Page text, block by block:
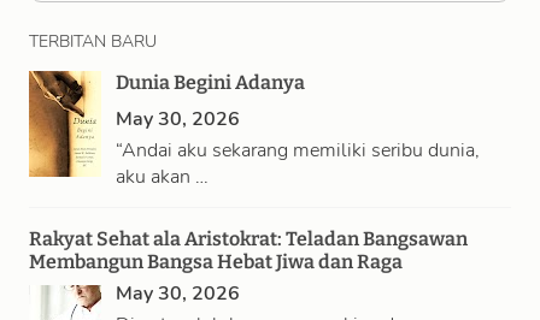
a
r
c
h
TERBITAN BARU
Dunia Begini Adanya
May 30, 2026
“Andai aku sekarang memiliki seribu dunia,
aku akan …
Rakyat Sehat ala Aristokrat: Teladan Bangsawan
Membangun Bangsa Hebat Jiwa dan Raga
May 30, 2026